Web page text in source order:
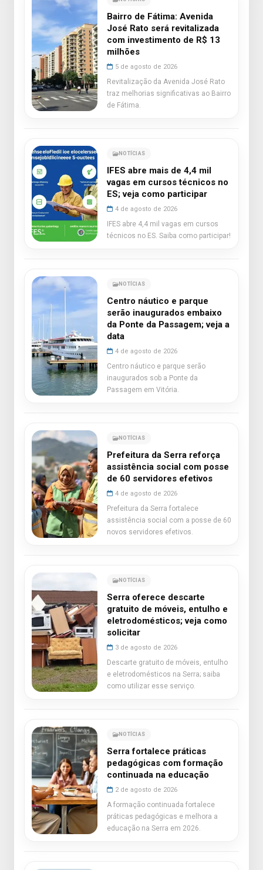
Bairro de Fátima: Avenida
José Rato será revitalizada
com investimento de R$ 13
milhões
5 de agosto de 2026
Revitalização da Avenida José Rato
traz melhorias significativas ao Bairro
de Fátima.
NOTÍCIAS
IFES abre mais de 4,4 mil
vagas em cursos técnicos no
ES; veja como participar
4 de agosto de 2026
IFES abre 4,4 mil vagas em cursos
técnicos no ES. Saiba como participar!
NOTÍCIAS
Centro náutico e parque
serão inaugurados embaixo
da Ponte da Passagem; veja a
data
4 de agosto de 2026
Centro náutico e parque serão
inaugurados sob a Ponte da
Passagem em Vitória.
NOTÍCIAS
Prefeitura da Serra reforça
assistência social com posse
de 60 servidores efetivos
4 de agosto de 2026
Prefeitura da Serra fortalece
assistência social com a posse de 60
novos servidores efetivos.
NOTÍCIAS
Serra oferece descarte
gratuito de móveis, entulho e
eletrodomésticos; veja como
solicitar
3 de agosto de 2026
Descarte gratuito de móveis, entulho
e eletrodomésticos na Serra; saiba
como utilizar esse serviço.
NOTÍCIAS
Serra fortalece práticas
pedagógicas com formação
continuada na educação
2 de agosto de 2026
A formação continuada fortalece
práticas pedagógicas e melhora a
educação na Serra em 2026.